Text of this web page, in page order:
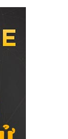
đánh giá,
12-
𝐯à 𝐧𝐡𝐢ề𝐮 𝐥𝐨ạ𝐢
𝘵𝘪ế𝘯𝘨: